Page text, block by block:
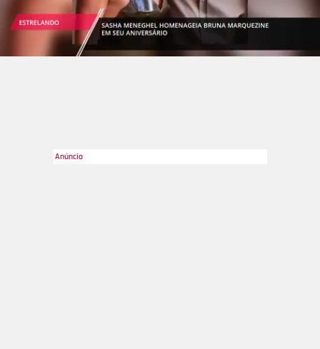
O difícil, entretanto, está sendo manter o namoro longe dos